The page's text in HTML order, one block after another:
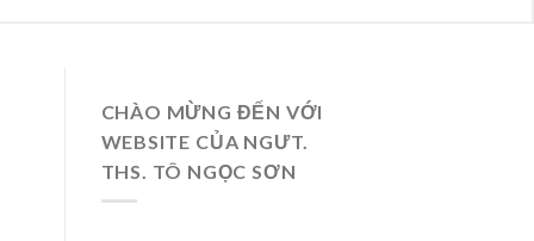
CHÀO MỪNG ĐẾN VỚI
WEBSITE CỦA NGƯT.
THS. TÔ NGỌC SƠN